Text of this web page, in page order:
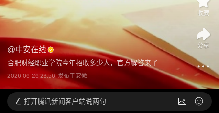
@中安在线
合肥财经职业学院今年招收多少人，官方解答来了
2026-06-26 23:56 发布于安徽
收藏
分享
打开腾讯新闻客户端说两句